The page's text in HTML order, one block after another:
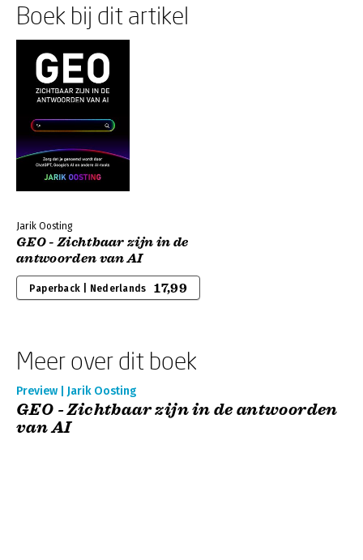
Boek bij dit artikel
Jarik Oosting
GEO - Zichtbaar zijn in de
antwoorden van AI
Paperback | Nederlands 17,99
Meer over dit boek
Preview | Jarik Oosting
GEO - Zichtbaar zijn in de antwoorden
van AI